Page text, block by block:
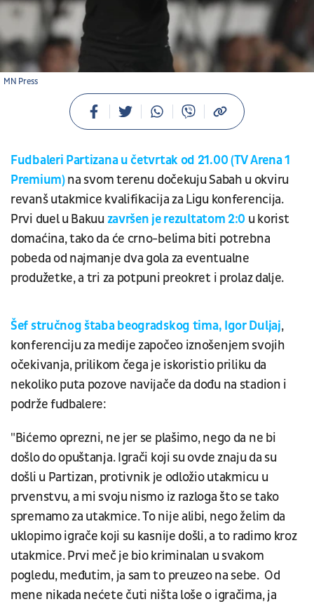
MN Press
Fudbaleri Partizana u četvrtak od 21.00 (TV Arena 1
Premium)na svom terenu dočekuju Sabah u okviru
revanš utakmice kvalifikacija za Ligu konferencija.
Prvi duel u Bakuu završen je rezultatom 2:0 u korist
domaćina, tako da će crno-belima biti potrebna
pobeda od najmanje dva gola za eventualne
produžetke, a tri za potpuni preokret i prolaz dalje.
Šef stručnog štaba beogradskog tima, Igor Duljaj,
konferenciju za medije započeo iznošenjem svojih
očekivanja, prilikom čega je iskoristio priliku da
nekoliko puta pozove navijače da dođu na stadion i
podrže fudbalere:
"Bićemo oprezni, ne jer se plašimo, nego da ne bi
došlo do opuštanja. Igrači koji su ovde znaju da su
došli u Partizan, protivnik je odložio utakmicu u
prvenstvu, a mi svoju nismo iz razloga što se tako
spremamo za utakmice. To nije alibi, nego želim da
uklopimo igrače koji su kasnije došli, a to radimo kroz
utakmice. Prvi meč je bio kriminalan u svakom
pogledu, međutim, ja sam to preuzeo na sebe. Od
mene nikada nećete čuti ništa loše o igračima, ja